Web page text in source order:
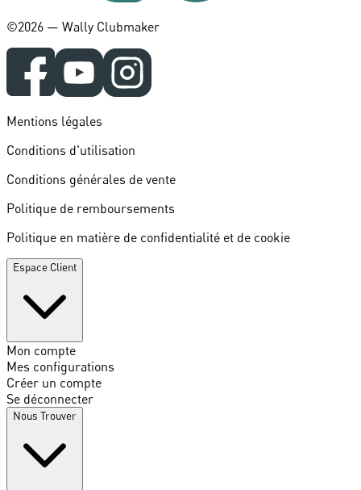
©️2026 — Wally Clubmaker
Mentions légales
Conditions d'utilisation
Conditions générales de vente
Politique de remboursements
Politique en matière de confidentialité et de cookie
Espace Client
Mon compte
Mes configurations
Créer un compte
Se déconnecter
Nous Trouver